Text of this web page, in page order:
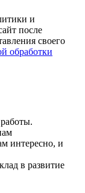
и
после
своего
обработки
интересно, и
в развитие